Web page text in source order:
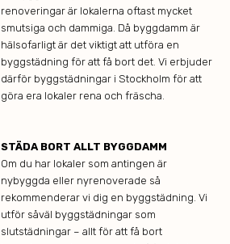
renoveringar är lokalerna oftast mycket
smutsiga och dammiga. Då byggdamm är
hälsofarligt är det viktigt att utföra en
byggstädning för att få bort det. Vi erbjuder
därför byggstädningar i Stockholm för att
göra era lokaler rena och fräscha.
STÄDA BORT ALLT BYGGDAMM
Om du har lokaler som antingen är
nybyggda eller nyrenoverade så
rekommenderar vi dig en byggstädning. Vi
utför såväl byggstädningar som
slutstädningar – allt för att få bort